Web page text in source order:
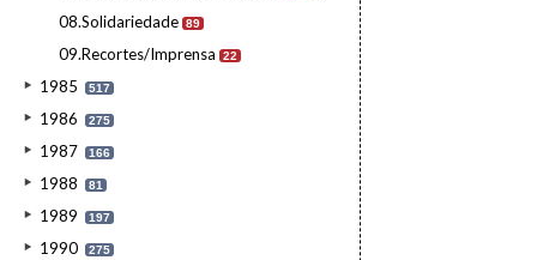
08.Solidariedade 89
09.Recortes/Imprensa 22
1985 517
1986 275
1987 166
1988 81
1989 197
1990 275